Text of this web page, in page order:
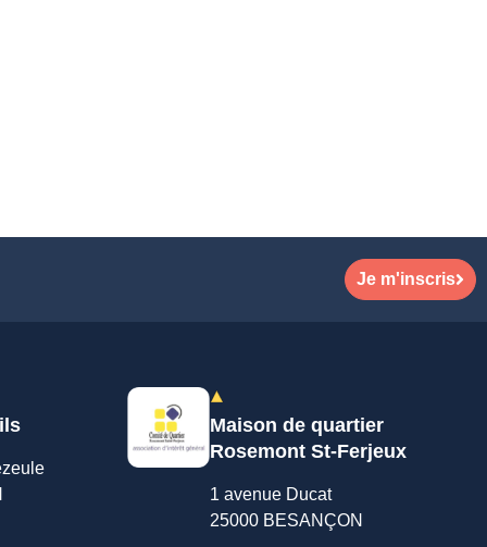
Je m'inscris
Maison de quartier
Rosemont St-Ferjeux
1 avenue Ducat
25000 BESANÇON